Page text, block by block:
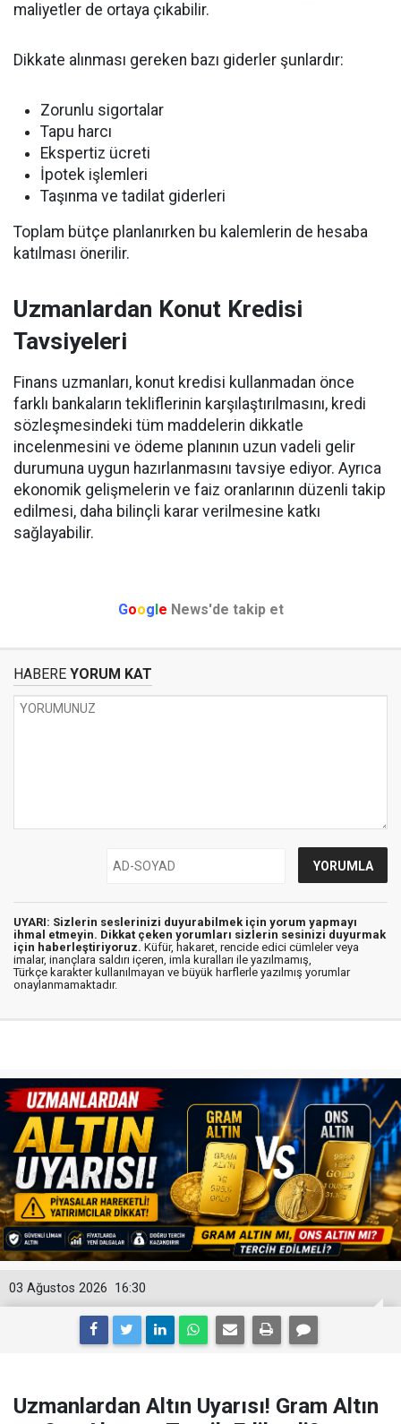
maliyetler de ortaya çıkabilir.
Dikkate alınması gereken bazı giderler şunlardır:
Zorunlu sigortalar
Tapu harcı
Ekspertiz ücreti
İpotek işlemleri
Taşınma ve tadilat giderleri
Toplam bütçe planlanırken bu kalemlerin de hesaba
katılması önerilir.
Uzmanlardan Konut Kredisi
Tavsiyeleri
Finans uzmanları, konut kredisi kullanmadan önce
farklı bankaların tekliflerinin karşılaştırılmasını, kredi
sözleşmesindeki tüm maddelerin dikkatle
incelenmesini ve ödeme planının uzun vadeli gelir
durumuna uygun hazırlanmasını tavsiye ediyor. Ayrıca
ekonomik gelişmelerin ve faiz oranlarının düzenli takip
edilmesi, daha bilinçli karar verilmesine katkı
sağlayabilir.
Google News'de takip et
HABERE YORUM KAT
UYARI: Sizlerin seslerinizi duyurabilmek için yorum yapmayı
ihmal etmeyin. Dikkat çeken yorumları sizlerin sesinizi duyurmak
için haberleştiriyoruz. Küfür, hakaret, rencide edici cümleler veya
imalar, inançlara saldırı içeren, imla kuralları ile yazılmamış,
Türkçe karakter kullanılmayan ve büyük harflerle yazılmış yorumlar
onaylanmamaktadır.
16:30
03 Ağustos 2026
Uzmanlardan Altın Uyarısı! Gram Altın